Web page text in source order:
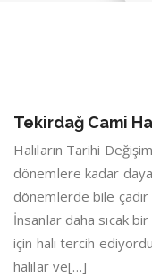
Tekirdağ Cami
Halıların Tarihi
dönemlere kadar
dönemlerde bile çadır
İnsanlar daha sıcak
için halı tercih
halılar ve[…]